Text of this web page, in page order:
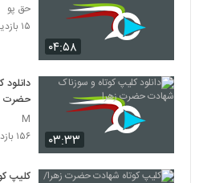
۰۴:۵۸
حق پو
۱۵ بازدید
۰۳:۳۳
حضرت
M
۱۵۶ بازدید
کلیپ